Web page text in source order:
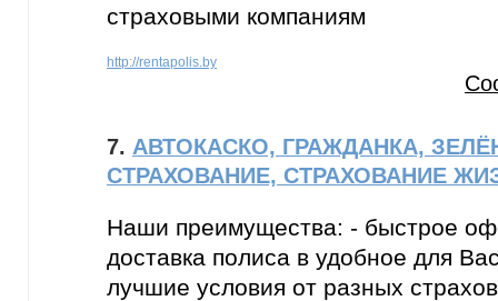
страховыми компаниям
http://rentapolis.by
7. АВТОКАСКО, ГРАЖДАНКА,
СТРАХОВАНИЕ, СТРАХОВАНИЕ
Наши преимущества: - быстрое
доставка полиса в удобное для
лучшие условия от разных